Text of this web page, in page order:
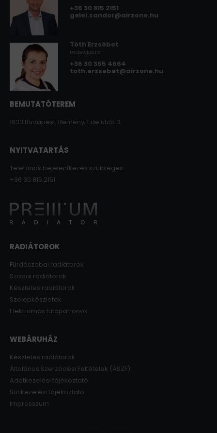
+36 30 815 2151
gelei.sandor@airzone.hu
Tóth Erzsébet
IRODAVEZETŐ
+36 30 355 4664
toth.erzsebet@airzone.hu
BEMUTATÓTEREM
1033 Budapest, Reményi Ede utca 3.
NYITVATARTÁS
Telefonos bejelentkezés szükséges:
+36 30 815 2151
RADIÁTOROK
Fürdőszobai radiátorok
Szobai radiátorok
Készletes radiátorok
Szelepkészletek
Elektromos fűtőpatronok
WEBÁRUHÁZ
Készletes radiátorok
Általános Szerződési Feltételek (ÁSZF)
Adatkezelési tájékoztató
Sütikezelési tájékoztató
Impresszum